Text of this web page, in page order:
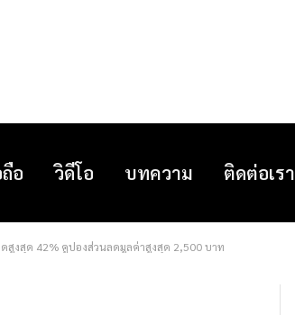
อ วิดีโอ บทความ ติดต่อเรา
ดสูงสุด 42% คูปองส่วนลดมูลค่าสูงสุด 2,500 บาท